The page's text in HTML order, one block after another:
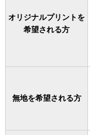
オリジナルプリントを
希望される方
無地を希望される方